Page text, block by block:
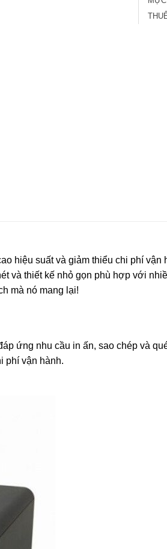
hiệu suất và giảm thiểu chi phí vận
và thiết kế nhỏ gọn phù hợp với
mà nó mang lại!
ứng nhu cầu in ấn, sao chép và
phí vận hành.